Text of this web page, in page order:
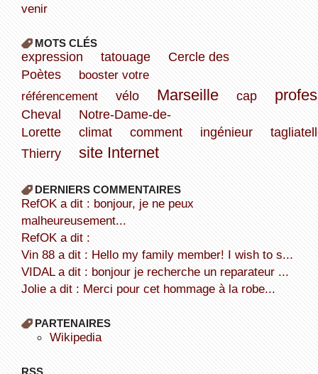
venir
MOTS CLÉS
expression tatouage
Cercle des
Poètes
booster votre
référencement
vélo Marseille cap
Cheval
Notre-Dame-de-
Lorette
climat comment ingénieur
Thierry
site Internet
DERNIERS COMMENTAIRES
refOK a dit : bonjour, je ne peux
malheureusement...
refOK a dit :
Vin 88 a dit : Hello my family member! I wish to s...
VIDAL a dit : bonjour je recherche un reparateur ...
Jolie a dit : Merci pour cet hommage à la robe...
PARTENAIRES
wikipedia
RSS